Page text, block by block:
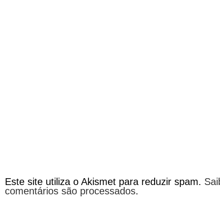
Este site utiliza o Akismet para reduzir spam.
comentários são processados.